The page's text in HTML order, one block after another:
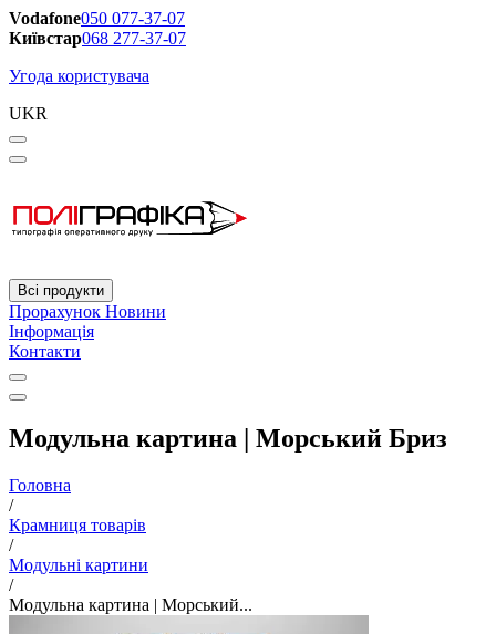
Vodafone050 077-37-07
Київстар068 277-37-07
Угода користувача
UKR
Всі продукти
Прорахунок Новини
Інформація
Контакти
Модульна картина | Морський Бриз
Головна
/
Крамниця товарів
/
Модульні картини
/
Модульна картина | Морський...